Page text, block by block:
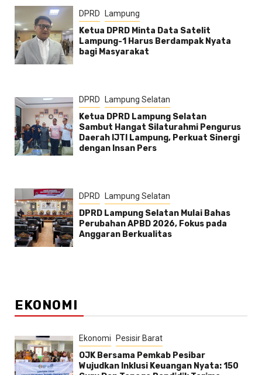
DPRD Lampung
Ketua DPRD Minta Data Satelit
Lampung-1 Harus Berdampak Nyata
bagi Masyarakat
DPRD Lampung Selatan
Ketua DPRD Lampung Selatan
Sambut Hangat Silaturahmi Pengurus
Daerah IJTI Lampung, Perkuat Sinergi
dengan Insan Pers
DPRD Lampung Selatan
DPRD Lampung Selatan Mulai Bahas
Perubahan APBD 2026, Fokus pada
Anggaran Berkualitas
EKONOMI
Ekonomi Pesisir Barat
OJK Bersama Pemkab Pesibar
Wujudkan Inklusi Keuangan Nyata: 150